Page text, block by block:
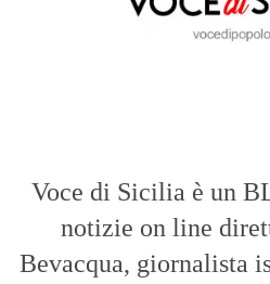
Voce di Sicilia è un
notizie on line
Bevacqua, giornalista